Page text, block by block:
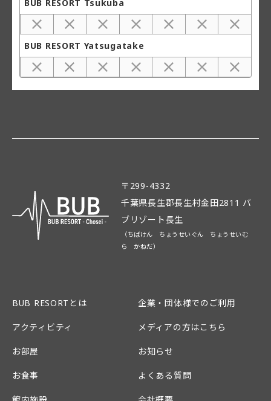
BUB RESORT Tsukuba
BUB RESORT Yatsugatake
〒299-4332
千葉県長生郡長生村金田2811 バ
ブリゾート長生
（ちばけん ちょうせいぐん ちょうせいむ
ら かねだ）
BUB RESORTとは
アクティビティ
お部屋
お食事
企業・団体様でのご利用
メディアの方はこちら
お知らせ
よくある質問